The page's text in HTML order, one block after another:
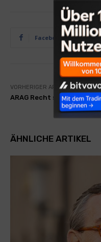
Facebook
VORHERIGER ARTIKEL
ARAG Recht schnell…
ÄHNLICHE ARTIKEL